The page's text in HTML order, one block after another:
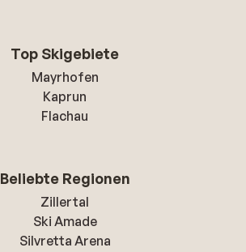
Top Skigebiete
Mayrhofen
Kaprun
Flachau
Beliebte Regionen
Zillertal
Ski Amade
Silvretta Arena